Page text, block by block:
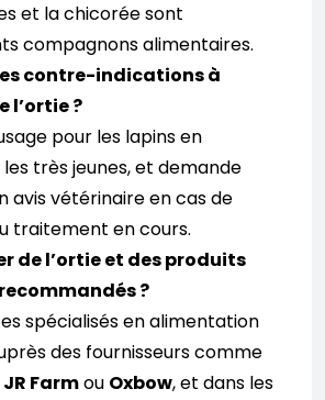
et la chicorée sont
compagnons alimentaires.
contre-indications à
l’ortie ?
pour les lapins en
très jeunes, et demande
avis vétérinaire en cas de
traitement en cours.
de l’ortie et des produits
?
spécialisés en alimentation
des fournisseurs comme
JR Farmou Oxbow, et dans les